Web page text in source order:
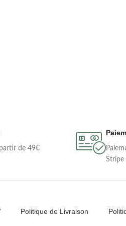
de 49€
Stripe
Politique de Livraison